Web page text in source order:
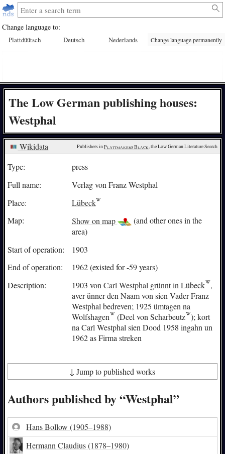
Change language to:
Plattdüütsch Deutsch Nederlands Change language permanently
The Low German publishing houses:
Westphal
Wikidata Publishers in Plattmakers Black, the Low German Literature Search
Type:
press
Full name:
Verlag von Franz Westphal
Place:
Lübeck
Map:
Show on map
(and other ones in the
area)
Start of operation:
1903
End of operation:
1962 (existed for -59 years)
Description:
1903 von Carl Westphal grünnt in Lübeck ,
aver ünner den Naam von sien Vader Franz
Westphal bedreven; 1925 ümtagen na
Wolfshagen
(Deel von Scharbeutz ); kort
na Carl Westphal sien Dood 1958 ingahn un
1962 as Firma streken
↓ Jump to published works
Authors published by “Westphal”
Hans Bollow(1905–1988)
Hermann Claudius(1878–1980)